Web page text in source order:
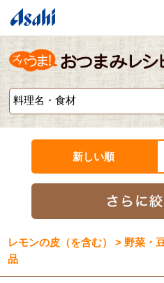
新しい順
レモンの皮（を含む） > 野菜
品